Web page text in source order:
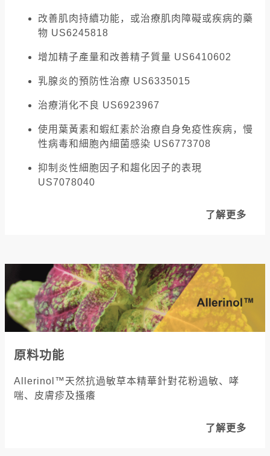
改善肌肉持續功能，或治療肌肉障礙或疾病的藥
物 US6245818
增加精子產量和改善精子質量 US6410602
乳腺炎的預防性治療 US6335015
治療消化不良 US6923967
使用葉黃素和蝦紅素於治療自身免疫性疾病，慢
性病毒和細胞內細菌感染 US6773708
抑制炎性細胞因子和趨化因子的表現
US7078040
了解更多
原料功能
Allerinol™天然抗過敏草本精華針對花粉過敏、哮
喘、皮膚疹及搔癢
了解更多